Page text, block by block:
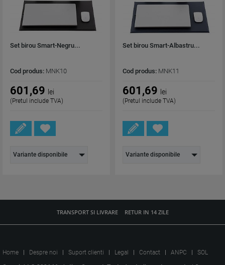
Set birou Smart-Negru...
Cod produs: MNK10
601,69 lei
(Pretul include TVA)
Variante disponibile
Set birou Smart-Albastru...
Cod produs: MNK11
601,69 lei
(Pretul include TVA)
Variante disponibile
TRANSPORT SI LIVRARE RETUR IN 14 ZILE
Home Despre noi Suport clienti Legal Contact ANPC SOL